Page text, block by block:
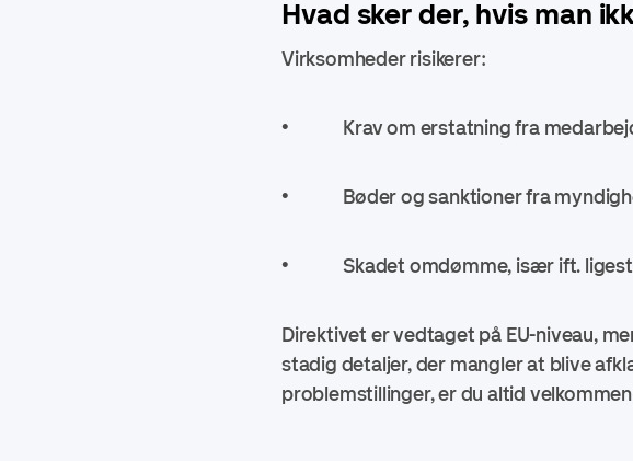
Hvad sker der, hvis man
Virksomheder risikerer:
• Krav om erstatning fra
• Bøder og sanktioner fra
• Skadet omdømme, især ift.
Direktivet er vedtaget på EU-niveau,
stadig detaljer, der mangler at blive
problemstillinger, er du altid